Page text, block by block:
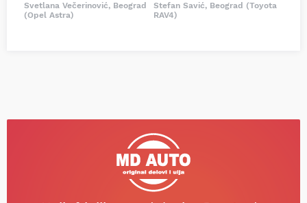
Svetlana Večerinović, Beograd
(Opel Astra)
Stefan Savić, Beograd (Toyota
RAV4)